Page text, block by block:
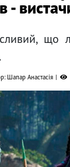
-
що
Шапар Анастасія